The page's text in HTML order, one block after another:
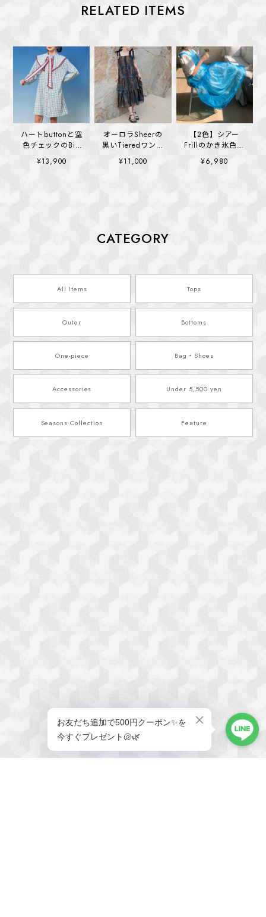
RELATED ITEMS
ハートbuttonと空
色チェックのBig
collar ワンピース
(kai1328)
¥13,900
オーロラSheerの
黒いTieredワンピ
ース (kai1376)
¥11,000
【2色】シアー
Frillのかき氷色ワ
ンピース
(kai1364)
¥6,980
CATEGORY
All Items Tops
Outer Bottoms
One-piece Bag・Shoes
Accessories Under 5,500 yen
Seasons Collection Feature